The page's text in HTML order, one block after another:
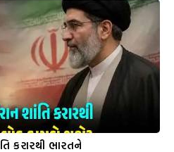
કરારથી ભારતને